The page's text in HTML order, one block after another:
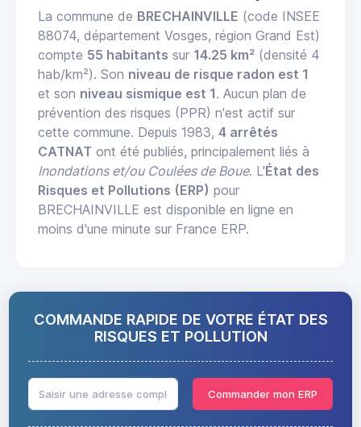
La commune de BRECHAINVILLE (code INSEE
88074, département Vosges, région Grand Est)
compte 55 habitants sur 14.25 km² (densité 4
hab/km²). Son niveau de risque radon est 1
et son niveau sismique est 1. Aucun plan de
prévention des risques (PPR) n'est actif sur
cette commune. Depuis 1983, 4 arrêtés
CATNAT ont été publiés, principalement liés à
Inondations et/ou Coulées de Boue. L'État des
Risques et Pollutions (ERP) pour
BRECHAINVILLE est disponible en ligne en
moins d'une minute sur France ERP.
COMMANDE RAPIDE DE VOTRE ÉTAT DES
RISQUES ET POLLUTION
Commander mon ERP